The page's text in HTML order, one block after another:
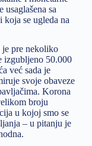
sa
se ugleda na
je pre nekoliko
izgubljeno 50.000
već sada je
svoje obaveze
Korona
broju
u kojoj smo se
– u pitanju je